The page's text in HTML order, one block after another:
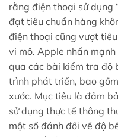
rằng điện thoại sử dụng
đạt tiêu chuẩn hàng
điện thoại cũng vượt
vi mô. Apple nhấn
qua các bài kiểm tra độ
trình phát triển, bao
xước. Mục tiêu là đảm
sử dụng thực tế thông
một số đánh đổi về độ